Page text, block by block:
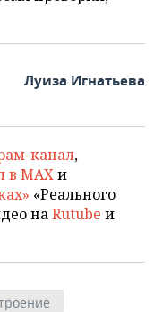
Луиза Игнатьева
канал,
в MAXи
«Реального
наRutube и